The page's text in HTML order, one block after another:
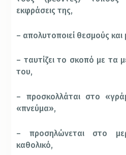
εκφράσεις της,
– απολυτοποιεί θεσμούς
– ταυτίζει το σκοπό με τα
του,
– προσκολλάται στο
«πνεύμα»,
– προσηλώνεται στο
καθολικό,